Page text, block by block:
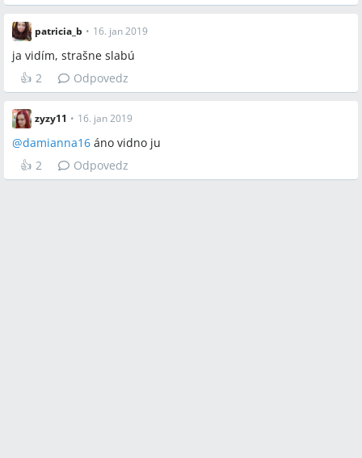
patricia_b • 16. jan 2019
ja vidím, strašne slabú
👍 2 Odpovedz
zyzy11 • 16. jan 2019
@damianna16 áno vidno ju
👍 2 Odpovedz